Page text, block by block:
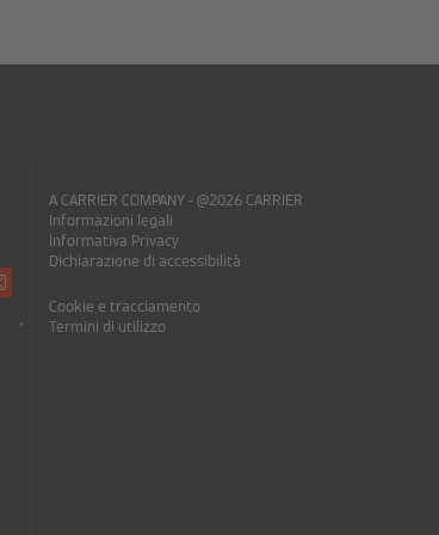
*
A CARRIER COMPANY - @2026 CARRIER
Informazioni legali
Informativa Privacy
Dichiarazione di accessibilità
Cookie e tracciamento
Termini di utilizzo